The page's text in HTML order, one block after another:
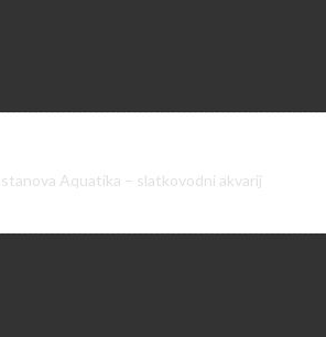
Aquatika – slatkovodni akvarij